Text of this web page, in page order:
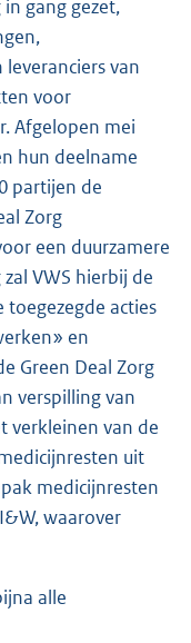
gang gezet,
van
voor
Afgelopen mei
hun deelname
partijen de
Zorg
een duurzamere
VWS hierbij de
acties
en
Green Deal Zorg
verspilling van
verkleinen van de
uit
medicijnresten
waarover
alle